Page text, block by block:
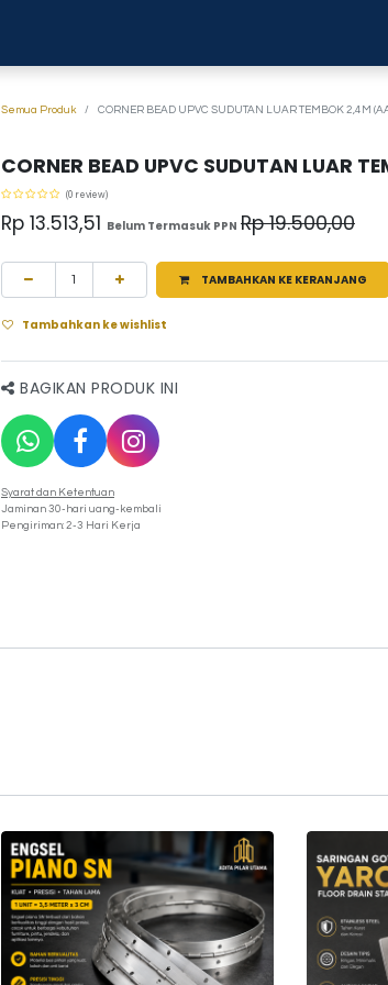
Semua Produk CORNER BEAD UPVC SUDUTAN LUAR TEMBOK 2,4M
CORNER BEAD UPVC SUDUTAN LUAR
(0 review)
Rp 13.513,51 Belum Termasuk PPN Rp19.500,00
TAMBAHKAN KE KERANJANG
Tambahkan ke wishlist
BAGIKAN PRODUK INI
Syarat dan Ketentuan
Jaminan 30-hari uang-kembali
Pengiriman: 2-3 Hari Kerja